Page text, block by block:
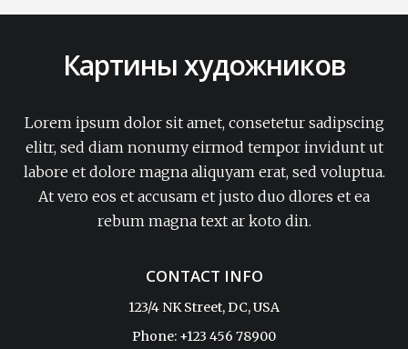
Картины художников
Lorem ipsum dolor sit amet, consetetur sadipscing
elitr, sed diam nonumy eirmod tempor invidunt ut
labore et dolore magna aliquyam erat, sed voluptua.
At vero eos et accusam et justo duo dlores et ea
rebum magna text ar koto din.
CONTACT INFO
123/4 NK Street, DC, USA
Phone: +123 456 78900